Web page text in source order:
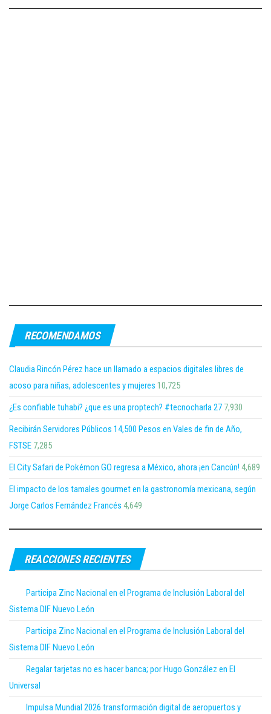
RECOMENDAMOS
Claudia Rincón Pérez hace un llamado a espacios digitales libres de
acoso para niñas, adolescentes y mujeres 10,725
¿Es confiable tuhabi? ¿que es una proptech? #tecnocharla 27 7,930
Recibirán Servidores Públicos 14,500 Pesos en Vales de fin de Año,
FSTSE 7,285
El City Safari de Pokémon GO regresa a México, ahora ¡en Cancún! 4,689
El impacto de los tamales gourmet en la gastronomía mexicana, según
Jorge Carlos Fernández Francés 4,649
REACCIONES RECIENTES
Participa Zinc Nacional en el Programa de Inclusión Laboral del
Sistema DIF Nuevo León
Participa Zinc Nacional en el Programa de Inclusión Laboral del
Sistema DIF Nuevo León
Regalar tarjetas no es hacer banca; por Hugo González en El
Universal
Impulsa Mundial 2026 transformación digital de aeropuertos y